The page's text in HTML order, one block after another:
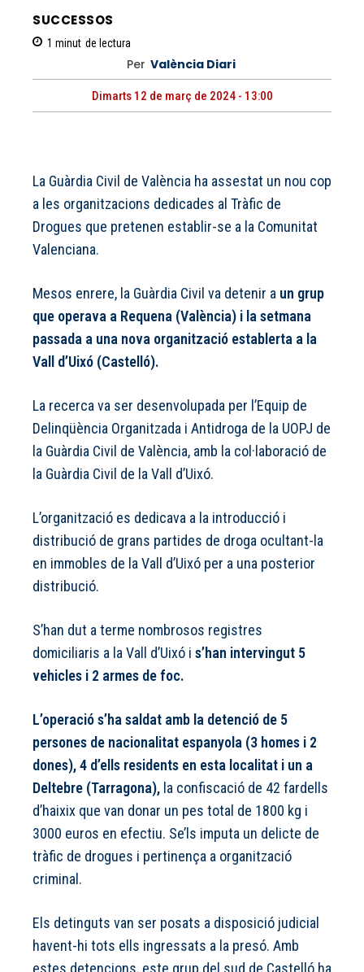
SUCCESSOS
1 minut de lectura
Per València Diari
Dimarts 12 de març de 2024 - 13:00
La Guàrdia Civil de València ha assestat un nou cop
a les organitzacions dedicades al Tràfic de
Drogues que pretenen establir-se a la Comunitat
Valenciana.
Mesos enrere, la Guàrdia Civil va detenir a un grup
que operava a Requena (València) i la setmana
passada a una nova organització establerta a la
Vall d’Uixó (Castelló).
La recerca va ser desenvolupada per l’Equip de
Delinqüència Organitzada i Antidroga de la UOPJ de
la Guàrdia Civil de València, amb la col·laboració de
la Guàrdia Civil de la Vall d’Uixó.
L’organització es dedicava a la introducció i
distribució de grans partides de droga ocultant-la
en immobles de la Vall d’Uixó per a una posterior
distribució.
S’han dut a terme nombrosos registres
domiciliaris a la Vall d’Uixó i s’han intervingut 5
vehicles i 2 armes de foc.
L’operació s’ha saldat amb la detenció de 5
persones de nacionalitat espanyola (3 homes i 2
dones), 4 d’ells residents en esta localitat i un a
Deltebre (Tarragona), la confiscació de 42 fardells
d’haixix que van donar un pes total de 1800 kg i
3000 euros en efectiu. Se’ls imputa un delicte de
tràfic de drogues i pertinença a organització
criminal.
Els detinguts van ser posats a disposició judicial
havent-hi tots ells ingressats a la presó. Amb
estes detencions, este grup del sud de Castelló ha